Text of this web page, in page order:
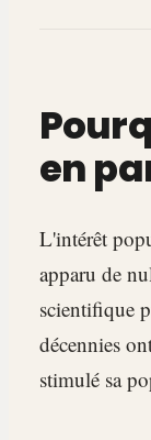
en
L'intérêt
apparu de
scientifique
décennies
stimulé sa